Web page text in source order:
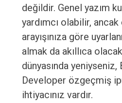
değildir. Genel yazım
yardımcı olabilir,
arayışınıza göre
almak da akıllıca
dünyasında yeniyseniz,
Developer özgeçmiş
ihtiyacınız vardır.